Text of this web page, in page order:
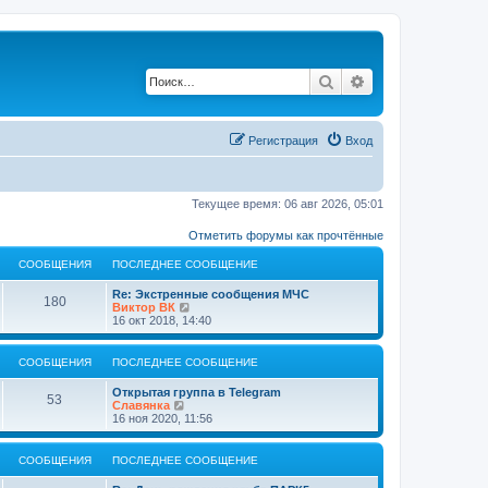
Поиск
Вход
Регистрация
Текущее время: 06 авг 2026, 05:01
Отметить форумы как прочтённые
СООБЩЕНИЯ ПОСЛЕДНЕЕ СООБЩЕНИЕ
180
Re: Экстренные сообщения МЧС
Виктор ВК
е
р
е
й
к
о
с
е
д
16 окт 2018, 14:40
СООБЩЕНИЯ ПОСЛЕДНЕЕ СООБЩЕНИЕ
53
Открытая группа в Telegram
Славянка
е
р
е
й
16 ноя 2020, 11:56
СООБЩЕНИЯ ПОСЛЕДНЕЕ СООБЩЕНИЕ